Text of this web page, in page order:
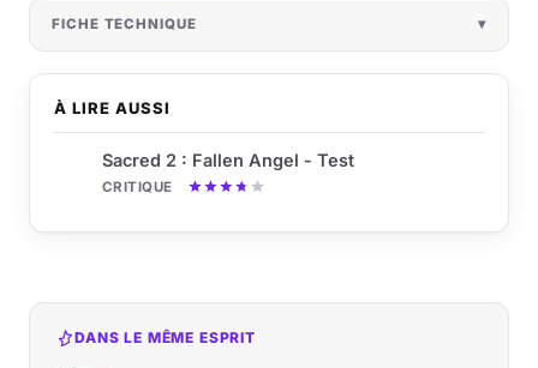
À LIRE AUSSI
Sacred 2 : Fallen Angel - Test
CRITIQUE
FICHE TECHNIQUE
DANS LE MÊME ESPRIT